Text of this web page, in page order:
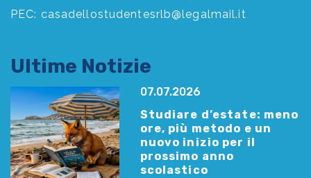
PEC: casadellostudentesrlb@legalmail.it
Ultime Notizie
07.07.2026
Studiare d’estate: meno
ore, più metodo e un
nuovo inizio per il
prossimo anno
scolastico